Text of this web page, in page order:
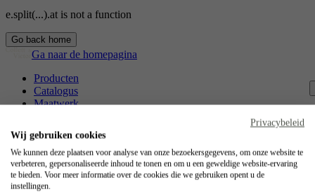
e.split(...).at is not a function
Go back home
Ga naar de homepagina
Producten
Catalogus
Maatwerk
Vakmanschap
Jobs
Collett & Victor
Privacybeleid
Wij gebruiken cookies
We kunnen deze plaatsen voor analyse van onze bezoekersgegevens, om onze website te
verbeteren, gepersonaliseerde inhoud te tonen en om u een geweldige website-ervaring
te bieden. Voor meer informatie over de cookies die we gebruiken opent u de
instellingen.